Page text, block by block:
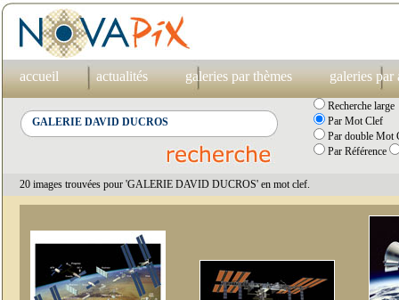
accueil actualités galeries par thèmes galeries par
Recherche large
Par Mot Clef
Par double Mot
Par Référence
20 images trouvées pour 'GALERIE DAVID DUCROS' en mot clef.